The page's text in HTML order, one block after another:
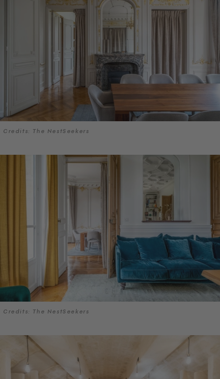
Credits: The NestSeekers
Credits: The NestSeekers